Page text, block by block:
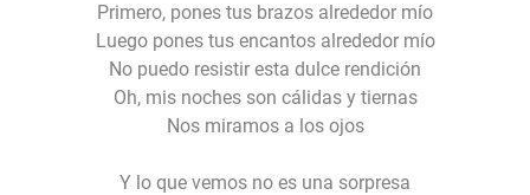
Primero, pones tus brazos alrededor mío
Luego pones tus encantos alrededor mío
No puedo resistir esta dulce rendición
Oh, mis noches son cálidas y tiernas
Nos miramos a los ojos
Y lo que vemos no es una sorpresa